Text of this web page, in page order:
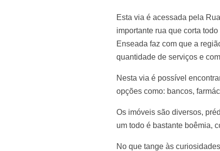
Esta via é acessada pela
importante rua que corta
Enseada faz com que a
quantidade de serviços e
Nesta via é possível
opções como: bancos,
Os imóveis são diversos,
um todo é bastante boêmia,
No que tange às